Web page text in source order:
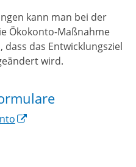
kann man bei der
Ökokonto-Maßnahme
das Entwicklungsziel
wird.